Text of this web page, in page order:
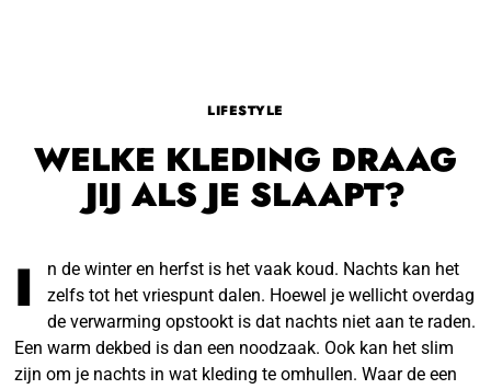
LIFESTYLE
WELKE KLEDING DRAAG
JIJ ALS JE SLAAPT?
I
n de winter en herfst is het vaak koud. Nachts kan het
zelfs tot het vriespunt dalen. Hoewel je wellicht overdag
de verwarming opstookt is dat nachts niet aan te raden.
Een warm dekbed is dan een noodzaak. Ook kan het slim
zijn om je nachts in wat kleding te omhullen. Waar de een